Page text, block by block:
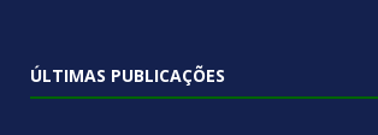
ÚLTIMAS PUBLICAÇÕES